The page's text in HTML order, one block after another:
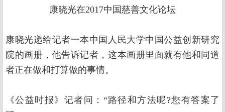
康晓光在2017中国慈善文化论坛
康晓光递给记者一本中国人民大学中国公益创新研究
院的画册，他告诉记者，这本画册里面就有他和同道
者正在做和打算做的事情。
《公益时报》记者问：“路径和方法呢?您有答案了